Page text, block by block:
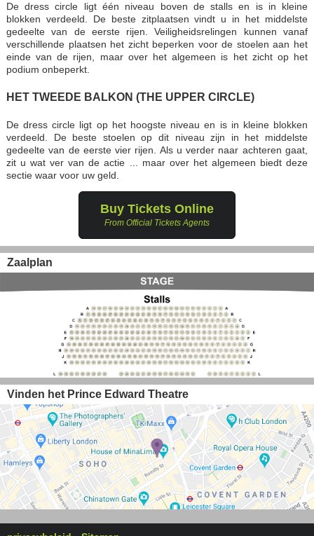
De dress circle ligt één niveau boven de stalls en is in kleine
blokken verdeeld. De beste zitplaatsen vindt u in het middelste
gedeelte van de eerste rijen. Veiligheidsrelingen kunnen vanaf
verschillende plaatsen het zicht beperken voor de stoelen aan het
einde van de rijen, maar over het algemeen is het zicht op het
podium onbeperkt.
HET TWEEDE BALKON (THE UPPER CIRCLE)
De dress circle ligt op het hoogste niveau en is in kleine blokken
verdeeld. De beste stoelen op dit niveau zijn in het middelste
gedeelte van de eerste vier rijen. Als u verder naar achteren gaat,
zit u wat ver van de actie ... maar over het algemeen biedt deze
sectie waar voor uw geld.
Buy Tickets Online
From Official Tickets Agents
Zaalplan
Vinden het Prince Edward Theatre